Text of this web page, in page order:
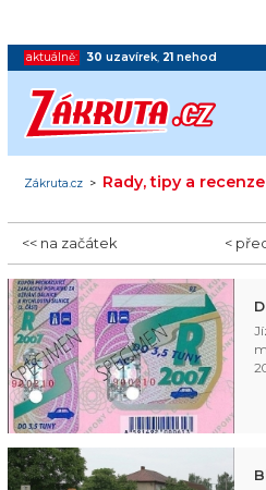
aktuálně: 30 uzavírek,21 nehod
Zákruta.cz > Rady, tipy a recenze
<< na začátek <